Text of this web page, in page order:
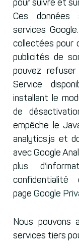
pour suivre et
Ces données
services
collectées pour
publicités de
pouvez
Service
installant le
de
empêche le
analytics.js et
avec Google
plus
page Google
Nous pouvons
services tiers